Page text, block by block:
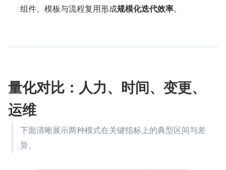
组件、模板与流程复用形成规模化迭代效率。
量化对比：人力、时间、变更、
运维
下面清晰展示两种模式在关键指标上的典型区间与差
异。